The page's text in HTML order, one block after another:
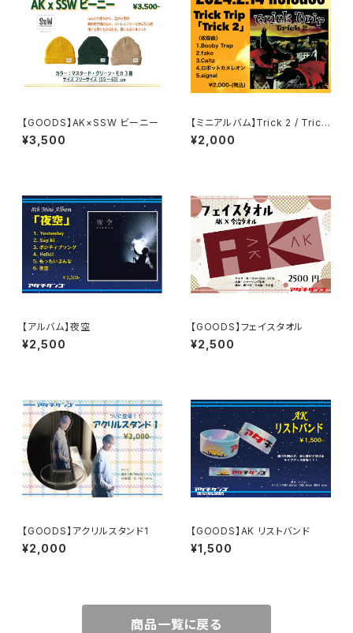
【GOODS】AK×SSW ビーニー
¥3,500
【ミニアルバム】Trick 2 / Trick
Trip
¥2,000
【アルバム】夜空
¥2,500
【GOODS】フェイスタオル
¥2,500
【GOODS】アクリルスタンド1
¥2,000
【GOODS】AK リストバンド
¥1,500
商品一覧に戻る